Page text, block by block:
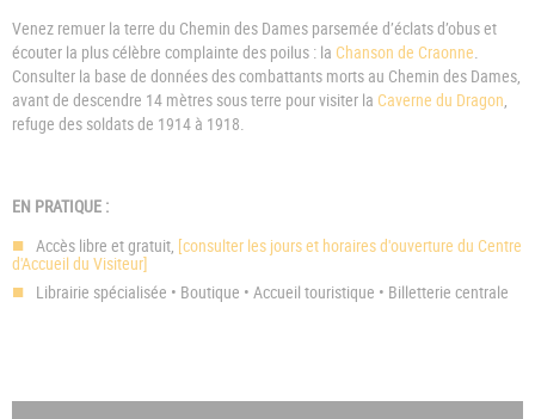
Venez remuer la terre du Chemin des Dames parsemée d’éclats d’obus et
écouter la plus célèbre complainte des poilus : la Chanson de Craonne.
Consulter la base de données des combattants morts au Chemin des Dames,
avant de descendre 14 mètres sous terre pour visiter la Caverne du Dragon,
refuge des soldats de 1914 à 1918.
EN PRATIQUE :
Accès libre et gratuit, [consulter les jours et horaires d'ouverture du Centre
d'Accueil du Visiteur]
Librairie spécialisée • Boutique • Accueil touristique • Billetterie centrale